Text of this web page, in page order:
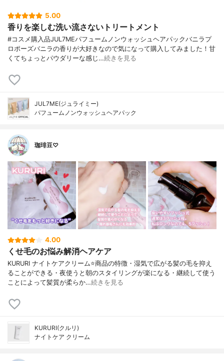
5.00
香りを楽しむ洗い流さないトリートメント
#コスメ購入品JUL7MEパフュームノンウォッシュヘアパックバニラプ
ロポーズバニラの香りが大好きなので気になって購入してみました！甘
くてちょっとパウダリーな感じ…続きを見る
JUL7ME(ジュライミー)
パフュームノンウォッシュヘアパック
珈琲豆♡
4.00
くせ毛のお悩み解消ヘアケア
KURURI ナイトケアクリーム⭐️商品の特徴・湿気で広がる髪の毛を抑え
ることができる・夜使うと朝のスタイリングが楽になる・継続して使う
ことによって髪質が柔らか…続きを見る
KURURI(クルリ)
ナイトケア クリーム